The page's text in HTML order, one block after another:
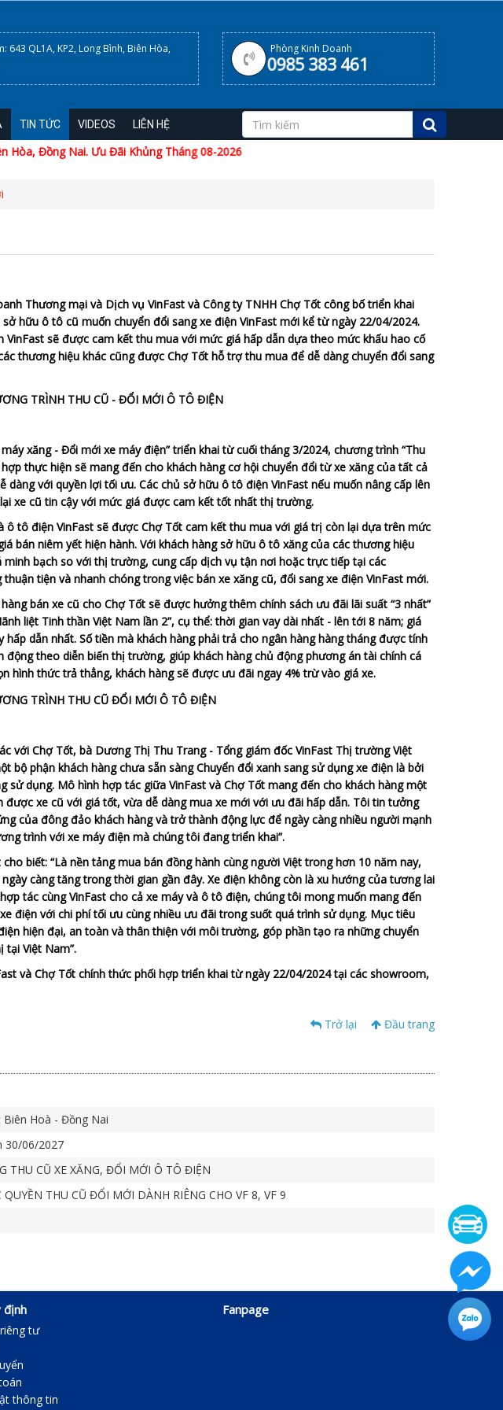
643 QL1A, KP2, Long Bình, Biên Hòa,
Phòng Kinh Doanh
0985 383 461
TIN TỨC VIDEOS LIÊN HỆ
Đồng Nai. Ưu Đãi Khủng Tháng 08-2026
Thương mại và Dịch vụ VinFast và Công ty TNHH Chợ Tốt công bố triển khai
hữu ô tô cũ muốn chuyển đổi sang xe điện VinFast mới kể từ ngày 22/04/2024.
sẽ được cam kết thu mua với mức giá hấp dẫn dựa theo mức khấu hao cố
thương hiệu khác cũng được Chợ Tốt hỗ trợ thu mua để dễ dàng chuyển đổi sang
xăng - Đổi mới xe máy điện” triển khai từ cuối tháng 3/2024, chương trình “Thu
thực hiện sẽ mang đến cho khách hàng cơ hội chuyển đổi từ xe xăng của tất cả
dàng với quyền lợi tối ưu. Các chủ sở hữu ô tô điện VinFast nếu muốn nâng cấp lên
xe cũ tin cậy với mức giá được cam kết tốt nhất thị trường.
ô tô điện VinFast sẽ được Chợ Tốt cam kết thu mua với giá trị còn lại dựa trên mức
bán niêm yết hiện hành. Với khách hàng sở hữu ô tô xăng của các thương hiệu
bạch so với thị trường, cung cấp dịch vụ tận nơi hoặc trực tiếp tại các
tiện và nhanh chóng trong việc bán xe xăng cũ, đổi sang xe điện VinFast mới.
bán xe cũ cho Chợ Tốt sẽ được hưởng thêm chính sách ưu đãi lãi suất “3 nhất”
liệt Tinh thần Việt Nam lần 2”, cụ thể: thời gian vay dài nhất - lên tới 8 năm; giá
dẫn nhất. Số tiền mà khách hàng phải trả cho ngân hàng hàng tháng được tính
theo diễn biến thị trường, giúp khách hàng chủ động phương án tài chính cá
hình thức trả thẳng, khách hàng sẽ được ưu đãi ngay 4% trừ vào giá xe.
với Chợ Tốt, bà Dương Thị Thu Trang - Tổng giám đốc VinFast Thị trường Việt
bộ phận khách hàng chưa sẵn sàng Chuyển đổi xanh sang sử dụng xe điện là bởi
sử dụng. Mô hình hợp tác giữa VinFast và Chợ Tốt mang đến cho khách hàng một
được xe cũ với giá tốt, vừa dễ dàng mua xe mới với ưu đãi hấp dẫn. Tôi tin tưởng
của đông đảo khách hàng và trở thành động lực để ngày càng nhiều người mạnh
trình với xe máy điện mà chúng tôi đang triển khai”.
biết: “Là nền tảng mua bán đồng hành cùng người Việt trong hơn 10 năm nay,
càng tăng trong thời gian gần đây. Xe điện không còn là xu hướng của tương lai
tác cùng VinFast cho cả xe máy và ô tô điện, chúng tôi mong muốn mang đến
điện với chi phí tối ưu cùng nhiều ưu đãi trong suốt quá trình sử dụng. Mục tiêu
hiện đại, an toàn và thân thiện với môi trường, góp phần tạo ra những chuyển
Việt Nam”.
và Chợ Tốt chính thức phối hợp triển khai từ ngày 22/04/2024 tại các showroom,
Trở lại Đầu trang
Biên Hoà - Đồng Nai
30/06/2027
THU CŨ XE XĂNG, ĐỔI MỚI Ô TÔ ĐIỆN
THU CŨ ĐỔI MỚI DÀNH RIÊNG CHO VF 8, VF 9
định
tư
thông tin
Fanpage